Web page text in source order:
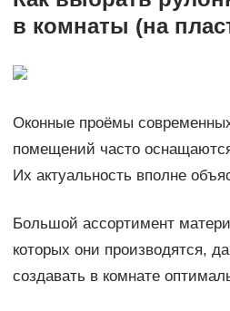
в комнаты (на
Оконные проёмы
помещений часто
Их актуальность вполне
Большой ассортимент
которых они производятся,
создавать в комнате